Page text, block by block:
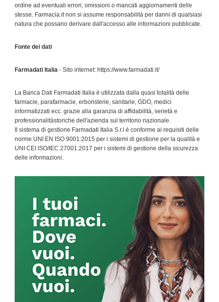
ordine ad eventuali errori, omissioni o mancati aggiornamenti delle
stesse. Farmacia.it non si assume responsabilità per danni di qualsiasi
natura che possano derivare dall'accesso alle informazioni pubblicate.
Fonte dei dati
Farmadati Italia - Sito internet: https://www.farmadati.it/
La Banca Dati Farmadati Italia è utilizzata dalla quasi totalità delle
farmacie, parafarmacie, erboristerie, sanitarie, GDO, medici
informatizzati ecc. grazie alla garanzia di affidabilità, serietà e
professionalitàstoriche dell'azienda sul territorio nazionale.
Il sistema di gestione Farmadati Italia S.r.l è conforme ai requisiti delle
norme UNI EN ISO 9001:2015 per i sistemi di gestione per la qualità e
UNI CEI ISO/IEC 27001:2017 per i sistemi di gestione della sicurezza
delle informazioni.
Sidebar